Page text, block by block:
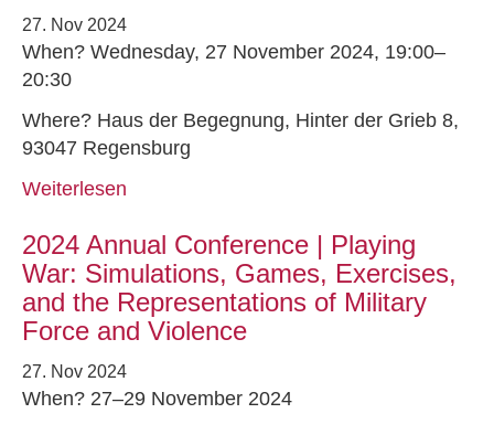
27. Nov 2024
When? Wednesday, 27 November 2024, 19:00–
20:30
Where? Haus der Begegnung, Hinter der Grieb 8,
93047 Regensburg
Weiterlesen
2024 Annual Conference | Playing
War: Simulations, Games, Exercises,
and the Representations of Military
Force and Violence
27. Nov 2024
When? 27–29 November 2024